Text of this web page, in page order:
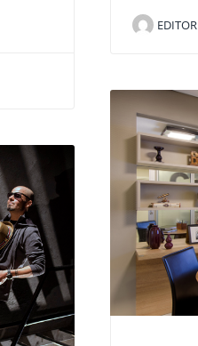
EDITOR